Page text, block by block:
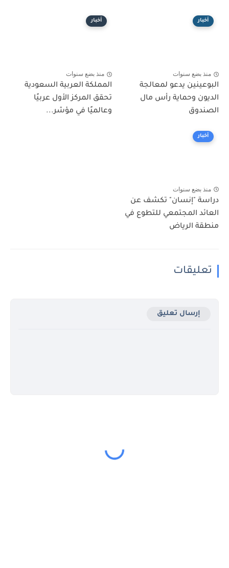
أخبار
منذ بضع سنوات
البوعينين يدعو لمعالجة
الديون وحماية رأس مال
الصندوق
أخبار
منذ بضع سنوات
المملكة العربية السعودية
تحقق المركز الأول عربيًا
وعالميًا في مؤشر...
أخبار
منذ بضع سنوات
دراسة "إنسان" تكشف عن
العائد المجتمعي للتطوع في
منطقة الرياض
تعليقات
إرسال تعليق